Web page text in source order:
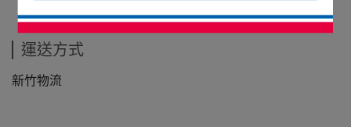
運送方式
新竹物流